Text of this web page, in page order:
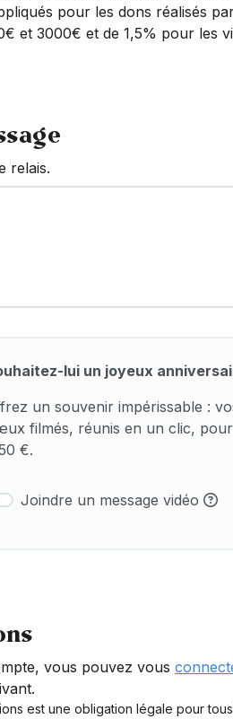
pour les dons réalisés
et 3000€ et de 1,5% pour les
relais.
lui un joyeux
un souvenir impérissable :
filmés, réunis en un clic,
€.
Joindre un message vidéo
vous pouvez vous
est une obligation légale pour